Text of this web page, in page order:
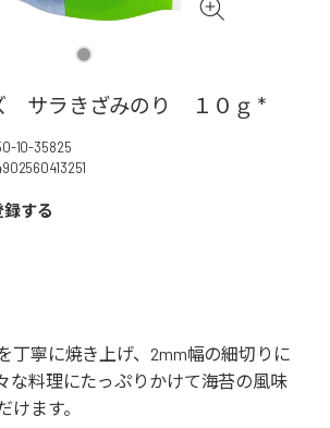
サラきざみのり １０ｇ *
10-35825
する
丁寧に焼き上げ、2mm幅の細切りに
な料理にたっぷりかけて海苔の風味
けます。